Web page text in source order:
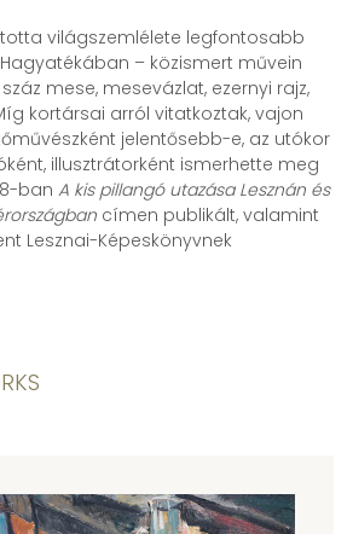
világszemlélete legfontosabb
Hagyatékában – közismert művein
mese, mesevázlat, ezernyi rajz,
kortársai arról vitatkoztak, vajon
jelentősebb-e, az utókor
illusztrátorként ismerhette meg
ban A kis pillangó utazása Lesznán és
címen publikált, valamint
Lesznai-Képeskönyvnek